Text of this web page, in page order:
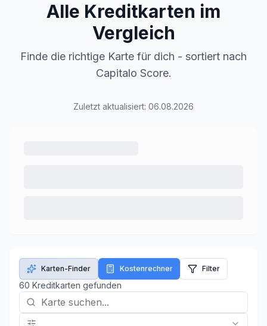
Alle Kreditkarten im
Vergleich
Finde die richtige Karte für dich - sortiert nach
Capitalo Score.
Zuletzt aktualisiert: 06.08.2026
Karten-Finder Kostenrechner Filter
60 Kreditkarten gefunden